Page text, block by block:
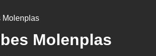
Molenplas
Molenplas